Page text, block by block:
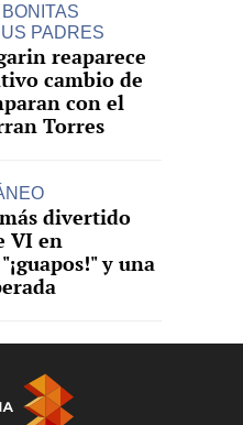
PADRES
reaparece
cambio de
con el
Torres
divertido
VI en
y una